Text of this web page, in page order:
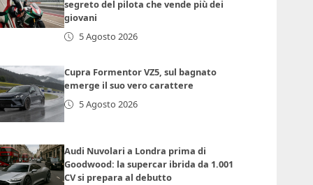
segreto del pilota che vende più dei
giovani
5 Agosto 2026
Cupra Formentor VZ5, sul bagnato
emerge il suo vero carattere
5 Agosto 2026
Audi Nuvolari a Londra prima di
Goodwood: la supercar ibrida da 1.001
CV si prepara al debutto